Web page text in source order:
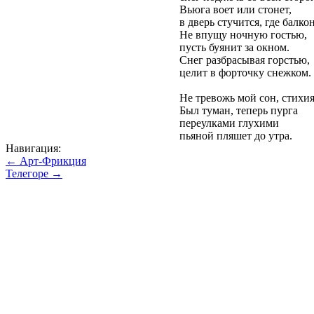
Вьюга воет или стонет,
в дверь стучится, где
Не впущу ночную гостью,
пусть буянит за окном.
Снег разбрасывая горстью,
целит в форточку снежком.
Не тревожь мой сон,
Был туман, теперь пурга
переулками глухими
пьяной пляшет до утра.
Навигация:
← Арт-Фрикция
Телегоре →